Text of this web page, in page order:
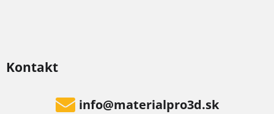
Kontakt
info@materialpro3d.sk